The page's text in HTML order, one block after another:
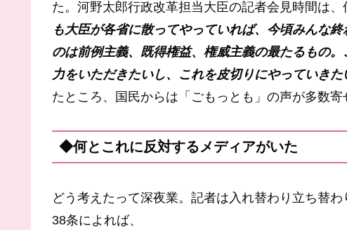
た。河野太郎行政改革担当大臣の記者会見時間は
も大臣が各省に散ってやっていれば、今頃みんな
のは前例主義、既得権益、権威主義の最たるもの
力をいただきたいし、これを皮切りにやっていき
たところ、国民からは「ごもっとも」の声が多数寄
◆何とこれに反対するメディアがいた
どう考えたって深夜業。記者は入れ替わり立ち替
38条によれば、